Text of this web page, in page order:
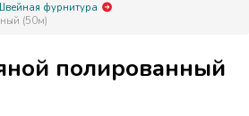
фурнитура
(50м)
полированный